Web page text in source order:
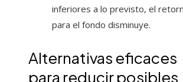
inferiores a lo previsto, el
para el fondo disminuye.
Alternativas eficaces
para reducir posibles